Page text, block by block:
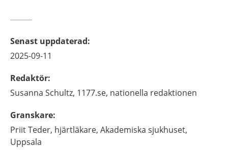
Senast uppdaterad:
2025-09-11
Redaktör:
Susanna Schultz, 1177.se, nationella redaktionen
Granskare:
PriitTeder, hjärtläkare, Akademiska sjukhuset,
Uppsala